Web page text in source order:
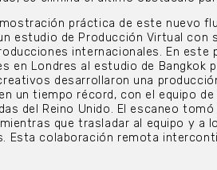
práctica de este nuevo
estudio de Producción Virtual con
internacionales. En
en Londres al estudio de Bangkok
desarrollaron una
un tiempo récord, con el equipo
del Reino Unido. El escaneo
que trasladar al equipo y a
Esta colaboración remota